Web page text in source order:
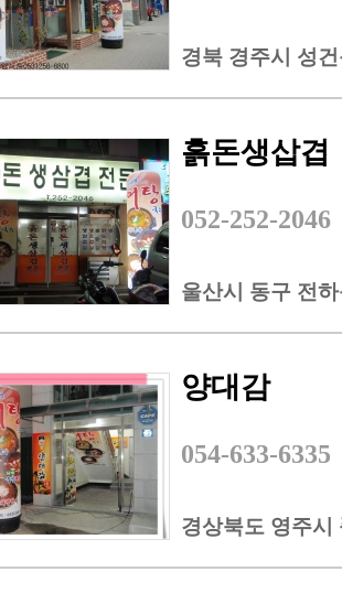
경북 경주시 성
흙돈생삽겹
052-252-2046
울산시 동구 전
양대감
054-633-6335
경상북도 영주시